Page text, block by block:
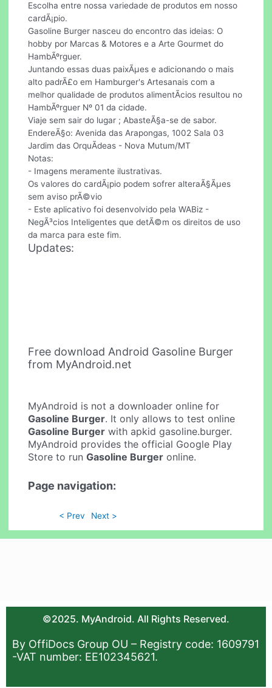
Escolha entre nossa variedade de produtos em nosso
cardÃ¡pio.
Gasoline Burger nasceu do encontro das ideias: O
hobby por Marcas & Motores e a Arte Gourmet do
HambÃºrguer.
Juntando essas duas paixÃµes e adicionando o mais
alto padrÃ£o em Hamburger's Artesanais com a
melhor qualidade de produtos alimentÃ­cios resultou no
HambÃºrguer Nº 01 da cidade.
Viaje sem sair do lugar ; AbasteÃ§a-se de sabor.
EndereÃ§o: Avenida das Arapongas, 1002 Sala 03
Jardim das OrquÃ­deas - Nova Mutum/MT
Notas:
- Imagens meramente ilustrativas.
Os valores do cardÃ¡pio podem sofrer alteraÃ§Ãµes
sem aviso prÃ©vio
- Este aplicativo foi desenvolvido pela WABiz -
NegÃ³cios Inteligentes que detÃ©m os direitos de uso
da marca para este fim.
Updates:
Free download Android Gasoline Burger
from MyAndroid.net
MyAndroid is not a downloader online for
Gasoline Burger. It only allows to test online
Gasoline Burger with apkid gasoline.burger.
MyAndroid provides the official Google Play
Store to runGasoline Burger online.
Page navigation:
< Prev Next >
©2025. MyAndroid. All Rights Reserved.
By OffiDocs Group OU – Registry code: 1609791
-VAT number: EE102345621.